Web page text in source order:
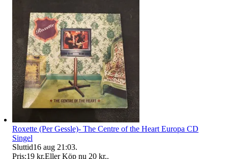
Roxette (Per Gessle)- The Centre of the Heart Europa CD
Singel
Sluttid16 aug 21:03.
Pris:19 kr,Eller Köp nu 20 kr,.